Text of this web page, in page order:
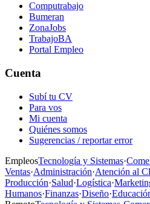
Computrabajo
Bumeran
ZonaJobs
TrabajoBA
Portal Empleo
Cuenta
Subí tu CV
Para vos
Mi cuenta
Quiénes somos
Sugerencias / reportar error
EmpleosTecnología y Sistemas·
Ventas·Administración·Atención al
Producción·Salud·Logística·
Humanos·Finanzas·Diseño·